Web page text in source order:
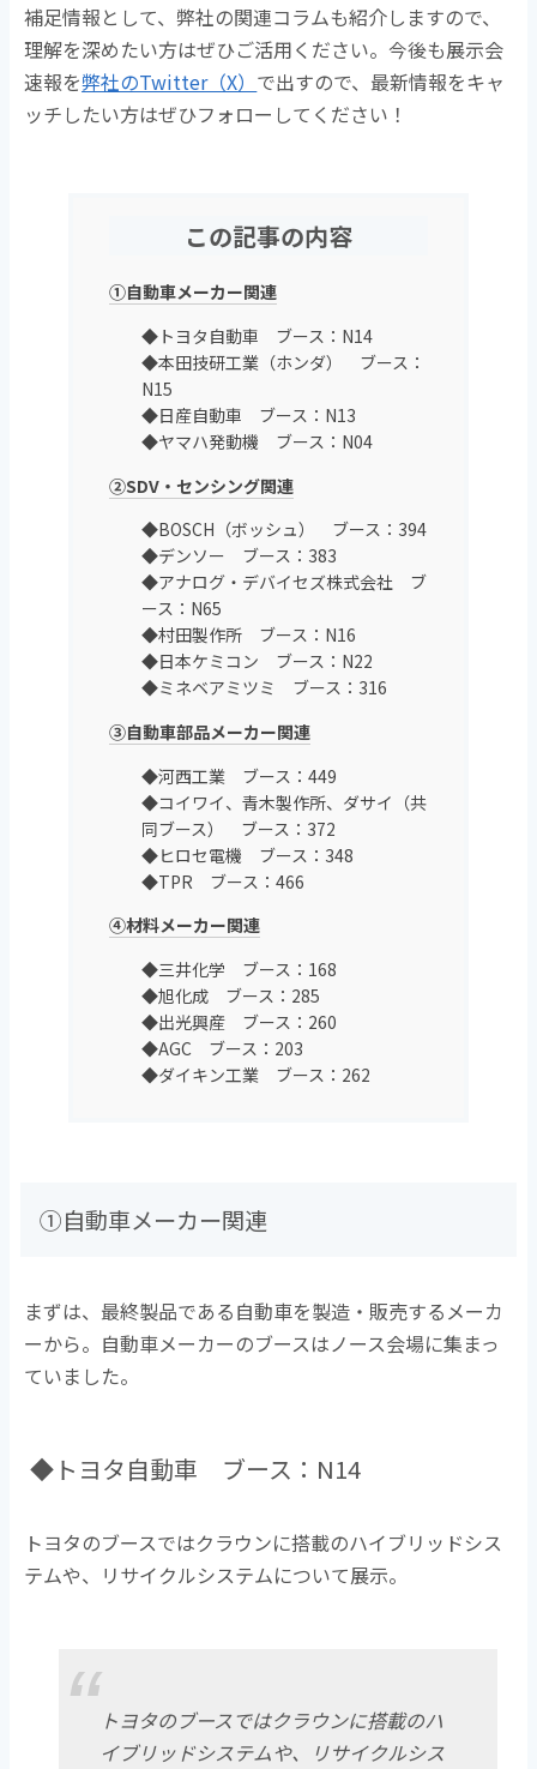
補足情報として、弊社の関連コラムも紹介しますので、
理解を深めたい方はぜひご活用ください。今後も展示会
速報を弊社のTwitter（X） で出すので、最新情報をキャ
ッチしたい方はぜひフォローしてください！
この記事の内容
①自動車メーカー関連
◆トヨタ自動車 ブース：N14
◆本田技研工業（ホンダ） ブース：
N15
◆日産自動車 ブース：N13
◆ヤマハ発動機 ブース：N04
②SDV・センシング関連
◆BOSCH（ボッシュ） ブース：394
◆デンソー ブース：383
◆アナログ・デバイセズ株式会社 ブ
ース：N65
◆村田製作所 ブース：N16
◆日本ケミコン ブース：N22
◆ミネベアミツミ ブース：316
③自動車部品メーカー関連
◆河西工業 ブース：449
◆コイワイ、青木製作所、ダサイ（共
同ブース） ブース：372
◆ヒロセ電機 ブース：348
◆TPR ブース：466
④材料メーカー関連
◆三井化学 ブース：168
◆旭化成 ブース：285
◆出光興産 ブース：260
◆AGC ブース：203
◆ダイキン工業 ブース：262
①自動車メーカー関連
まずは、最終製品である自動車を製造・販売するメーカ
ーから。自動車メーカーのブースはノース会場に集まっ
ていました。
◆トヨタ自動車 ブース：N14
トヨタのブースではクラウンに搭載のハイブリッドシス
テムや、リサイクルシステムについて展示。
トヨタのブースではクラウンに搭載のハ
イブリッドシステムや、リサイクルシス